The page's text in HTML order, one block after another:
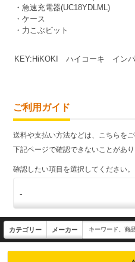
・急速充電器(UC18YDLML)
・ケース
・力こぶビット
KEY:HiKOKI ハイコーキ イン
ご利用ガイド
送料や支払い方法などは、こちらをご
下記ページで確認できないことがあ
確認したい項目を選択してください。